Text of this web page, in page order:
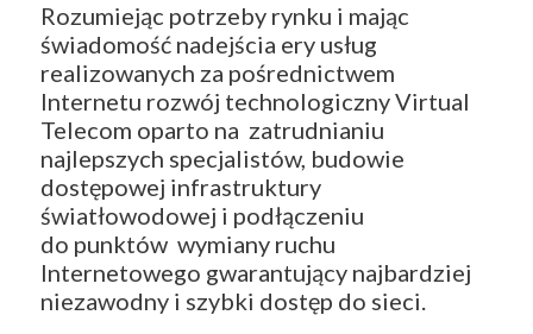
Rozumiejąc potrzeby rynku i mając
świadomość nadejścia ery usług
realizowanych za pośrednictwem
Internetu rozwój technologiczny Virtual
Telecom oparto na zatrudnianiu
najlepszych specjalistów, budowie
dostępowej infrastruktury
światłowodowej i podłączeniu
do punktów wymiany ruchu
Internetowego gwarantujący najbardziej
niezawodny i szybki dostęp do sieci.